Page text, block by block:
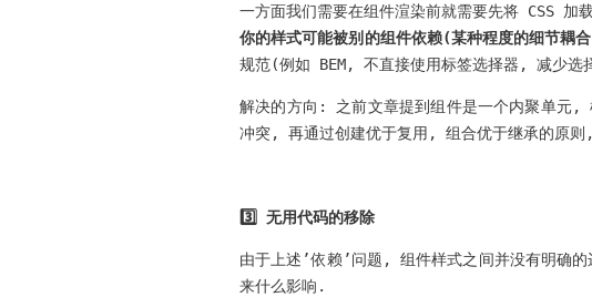
一方面我们需要在组件渲染前就需要先将 CSS 加
你的样式可能被别的组件依赖(某种程度的细节耦
规范(例如 BEM, 不直接使用标签选择器, 减少选
解决的方向: 之前文章提到组件是一个内聚单元,
冲突, 再通过创建优于复用, 组合优于继承的原
3️⃣ 无用代码的移除
由于上述’依赖’问题, 组件样式之间并没有明确
来什么影响.